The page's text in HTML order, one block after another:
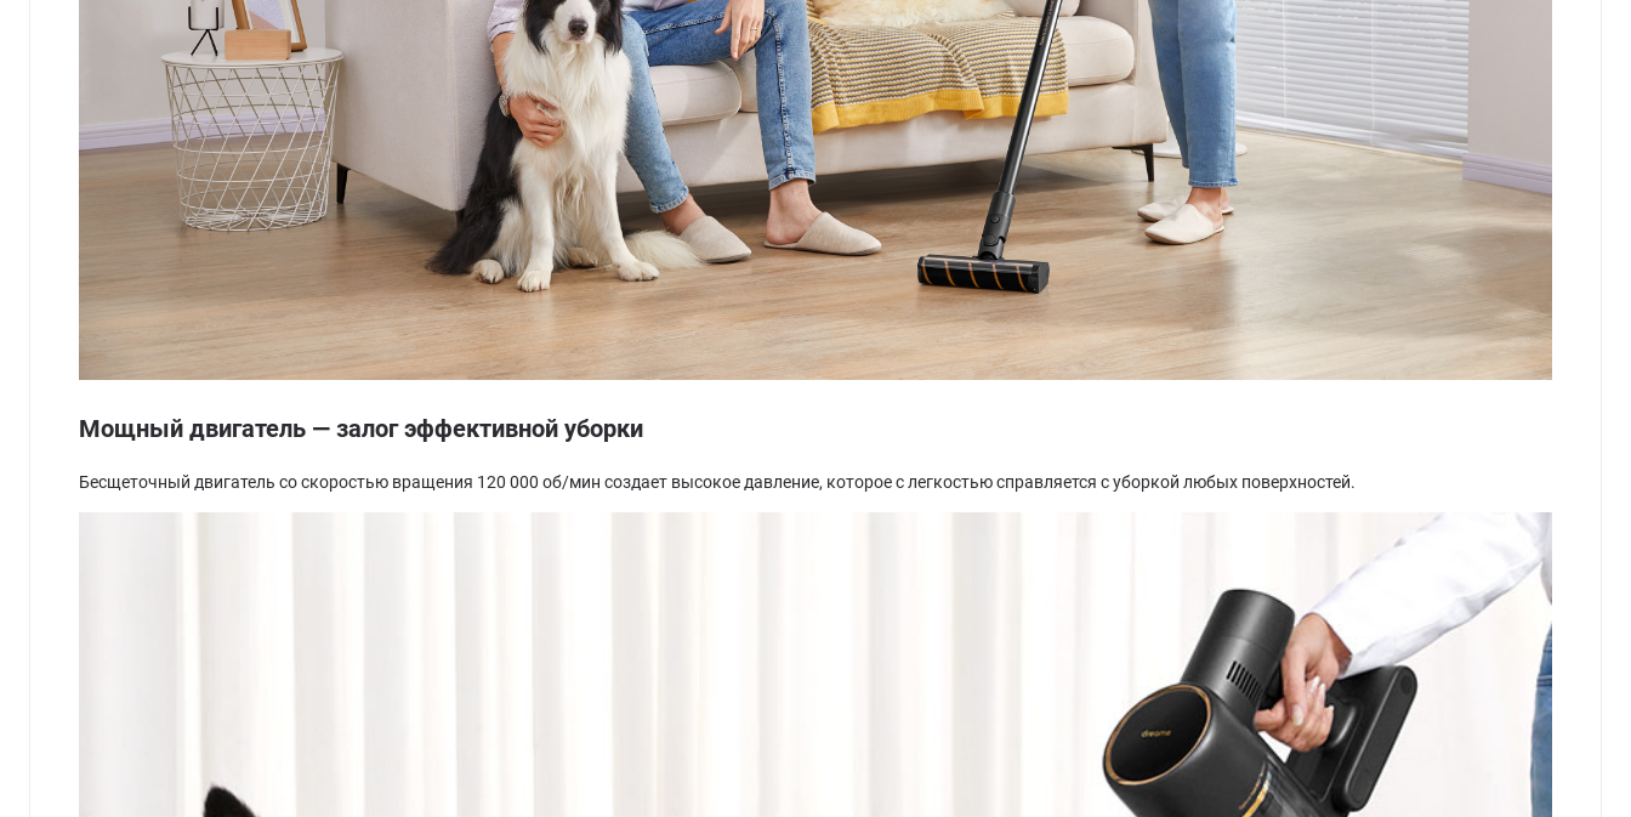
Мощный двигатель — залог эффективной уборки
Бесщеточный двигатель со скоростью вращения 120 000 об/мин создает высокое давление, которое с легкостью справляется с уборкой любых поверхностей.